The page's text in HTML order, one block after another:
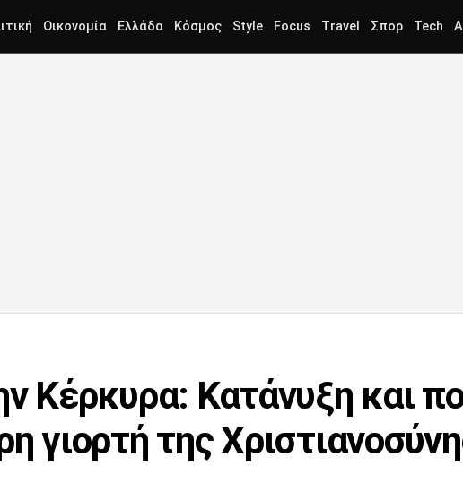
Οικονομία Ελλάδα Κόσμος Style Focus Travel Σπορ Tech
Κέρκυρα: Κατάνυξη και
γιορτή της